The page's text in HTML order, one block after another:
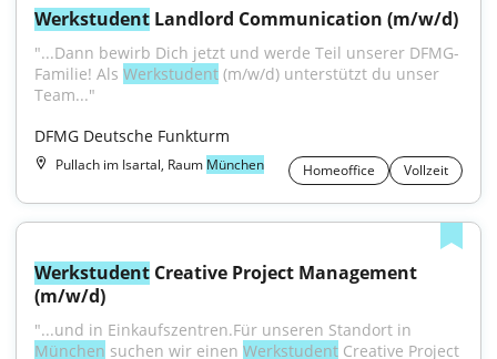
Werkstudent Landlord Communication (m/w/d)
"...Dann bewirb Dich jetzt und werde Teil unserer DFMG-
Familie! Als Werkstudent (m/w/d) unterstützt du unser
Team..."
DFMG Deutsche Funkturm
Pullach im Isartal, Raum München Homeoffice Vollzeit
Werkstudent Creative Project Management
(m/w/d)
München suchen wir einen Werkstudent Creative Project